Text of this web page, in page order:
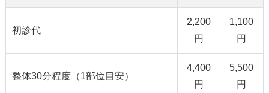
初診代
2,200
円
1,100
円
整体30分程度（1部位目安）
4,400
円
5,500
円